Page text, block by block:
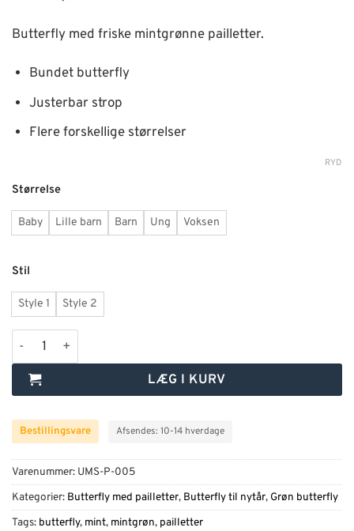
Butterfly med friske mintgrønne pailletter.
Bundet butterfly
Justerbar strop
Flere forskellige størrelser
Størrelse
Baby Lille barn Barn Ung Voksen
Stil
Style 1 Style 2
RYD
Butterfly med mintgrønne pailletter antal
LÆG I KURV
Bestillingsvare Afsendes: 10-14 hverdage
Varenummer: UMS-P-005
Kategorier: Butterfly med pailletter, Butterfly til nytår, Grøn butterfly
Tags: butterfly, mint, mintgrøn, pailletter